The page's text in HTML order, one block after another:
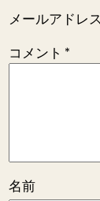
メールアドレ
コメント *
名前